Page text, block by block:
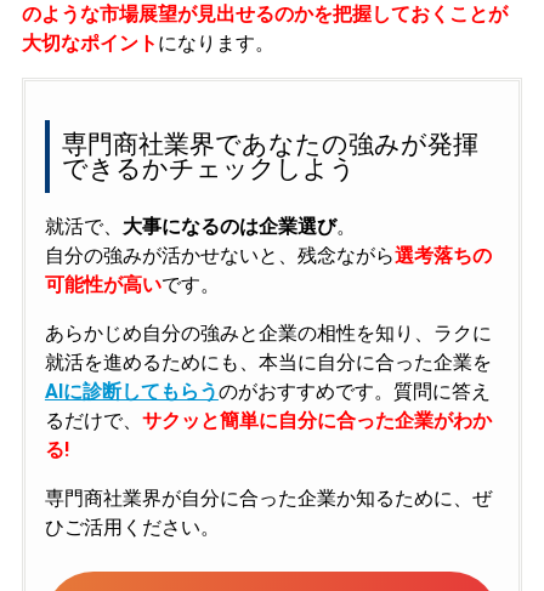
のような市場展望が見出せるのかを把握しておくことが
大切なポイント になります。
専門商社業界であなたの強みが発揮
できるかチェックしよう
就活で、 大事になるのは企業選び。
自分の強みが活かせないと、残念ながら選考落ちの
可能性が高いです。
あらかじめ自分の強みと企業の相性を知り、ラクに
就活を進めるためにも、本当に自分に合った企業を
AIに診断してもらうのがおすすめです。質問に答え
るだけで、 サクッと簡単に自分に合った企業がわか
る!
専門商社業界が自分に合った企業か知るために、ぜ
ひご活用ください。